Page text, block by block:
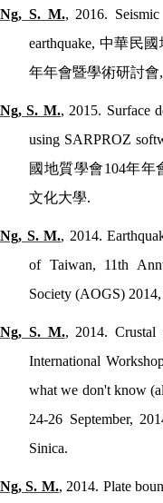
Ng, S. M., 2016.
earthquake, 中華民國
年年會暨學術研討會
Ng, S. M., 2015. Surface
using SARPROZ
國地質學會104年年
文化大學.
Ng, S. M., 2014.
of Taiwan, 11th
Society (AOGS)
Ng, S. M., 2014. Crustal
International
what we don't know
24-26 September,
Sinica.
Ng, S. M., 2014. Plate